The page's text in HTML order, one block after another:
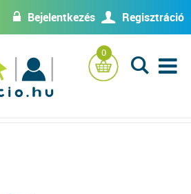
w Bejelentkezés U Regisztráció
0
L